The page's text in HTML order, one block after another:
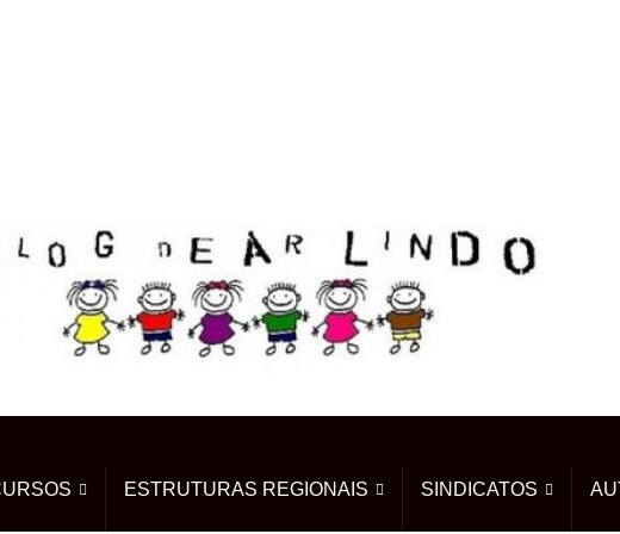
ESTRUTURAS REGIONAIS SINDICATOS